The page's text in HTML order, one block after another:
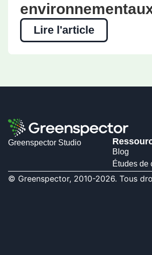
Lire l'article
Greenspector Studio
Blog
Études de
© Greenspector, 2010-2026. Tous